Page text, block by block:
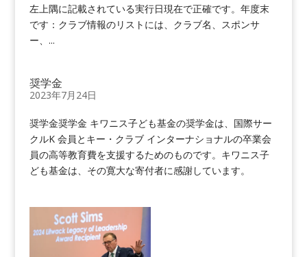
左上隅に記載されている実行日現在で正確です。年度末
です：クラブ情報のリストには、クラブ名、スポンサ
ー、...
奨学金
2023年7月24日
奨学金奨学金 キワニス子ども基金の奨学金は、国際サー
クルK 会員とキー・クラブ インターナショナルの卒業会
員の高等教育費を支援するためのものです。キワニス子
ども基金は、その寛大な寄付者に感謝しています。